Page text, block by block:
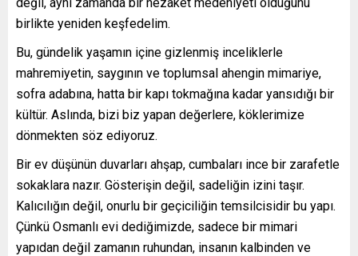
birlikte yeniden keşfedelim.
Bu, gündelik yaşamın içine gizlenmiş inceliklerle
mahremiyetin, saygının ve toplumsal ahengin mimariye,
sofra adabına, hatta bir kapı tokmağına kadar yansıdığı bir
kültür. Aslında, bizi biz yapan değerlere, köklerimize
dönmekten söz ediyoruz.
Bir ev düşünün duvarları ahşap, cumbaları ince bir zarafetle
sokaklara nazır. Gösterişin değil, sadeliğin izini taşır.
Kalıcılığın değil, onurlu bir geçiciliğin temsilcisidir bu yapı.
Çünkü Osmanlı evi dediğimizde, sadece bir mimari
yapıdan değil zamanın ruhundan, insanın kalbinden ve